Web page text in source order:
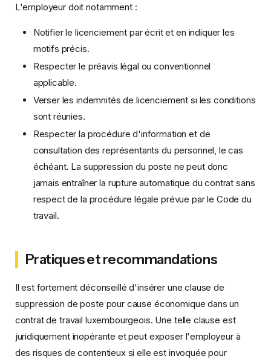
L'employeur doit notamment :
Notifier le licenciement par écrit et en indiquer les
motifs précis.
Respecter le préavis légal ou conventionnel
applicable.
Verser les indemnités de licenciement si les conditions
sont réunies.
Respecter la procédure d'information et de
consultation des représentants du personnel, le cas
échéant. La suppression du poste ne peut donc
jamais entraîner la rupture automatique du contrat sans
respect de la procédure légale prévue par le Code du
travail.
Pratiques et recommandations
Il est fortement déconseillé d'insérer une clause de
suppression de poste pour cause économique dans un
contrat de travail luxembourgeois. Une telle clause est
juridiquement inopérante et peut exposer l'employeur à
des risques de contentieux si elle est invoquée pour